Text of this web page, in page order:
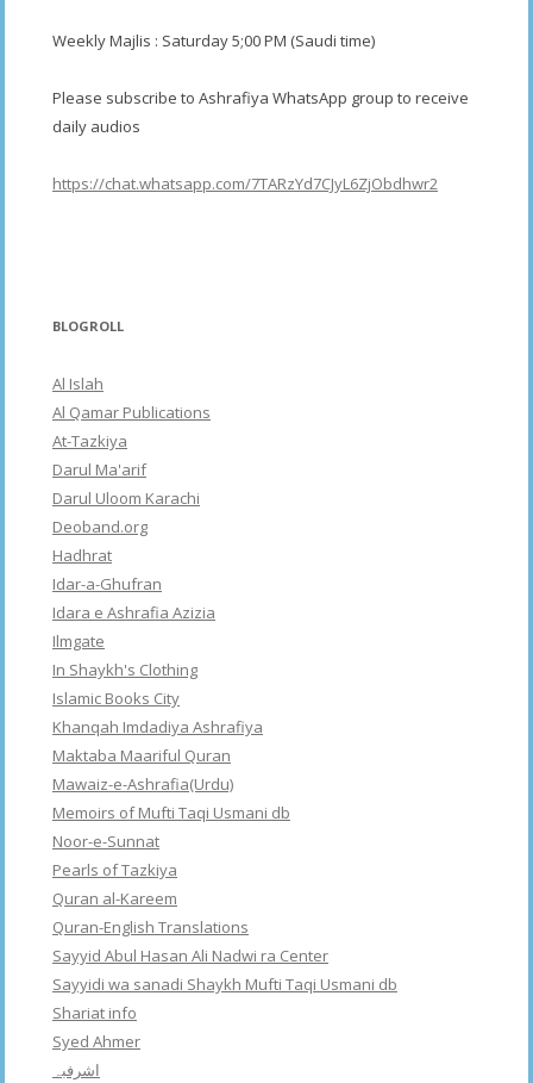
Weekly Majlis : Saturday 5;00 PM (Saudi time)
Please subscribe to Ashrafiya WhatsApp group to receive
daily audios
https://chat.whatsapp.com/7TARzYd7CJyL6ZjObdhwr2
BLOGROLL
Al Islah
Al Qamar Publications
At-Tazkiya
Darul Ma'arif
Darul Uloom Karachi
Deoband.org
Hadhrat
Idar-a-Ghufran
Idara e Ashrafia Azizia
Ilmgate
In Shaykh's Clothing
Islamic Books City
Khanqah Imdadiya Ashrafiya
Maktaba Maariful Quran
Mawaiz-e-Ashrafia(Urdu)
Memoirs of Mufti Taqi Usmani db
Noor-e-Sunnat
Pearls of Tazkiya
Quran al-Kareem
Quran-English Translations
Sayyid Abul Hasan Ali Nadwi ra Center
Sayyidi wa sanadi Shaykh Mufti Taqi Usmani db
Shariat info
Syed Ahmer
اشرفبہ